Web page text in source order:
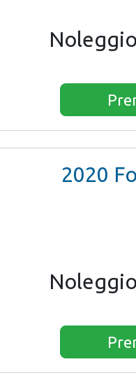
Noleggio
2020
Noleggio